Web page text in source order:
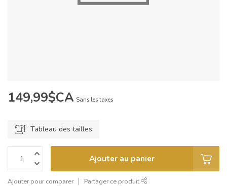
149,99$CA Sans les taxes
Tableau des tailles
Ajouter au panier
Ajouter pour comparer Partager ce produit